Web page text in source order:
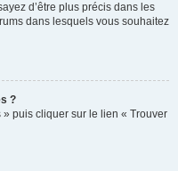
d’être plus précis dans les
dans lesquels vous souhaitez
?
puis cliquer sur le lien « Trouver